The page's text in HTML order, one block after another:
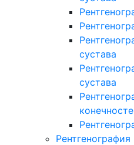
сустава
сустава
Рентгенография